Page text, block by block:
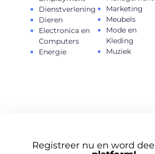
Dienstverlening
Dieren
Electronica en
Computers
Energie
Marketing
Meubels
Mode en
Kleding
Muziek
Registreer nu en word